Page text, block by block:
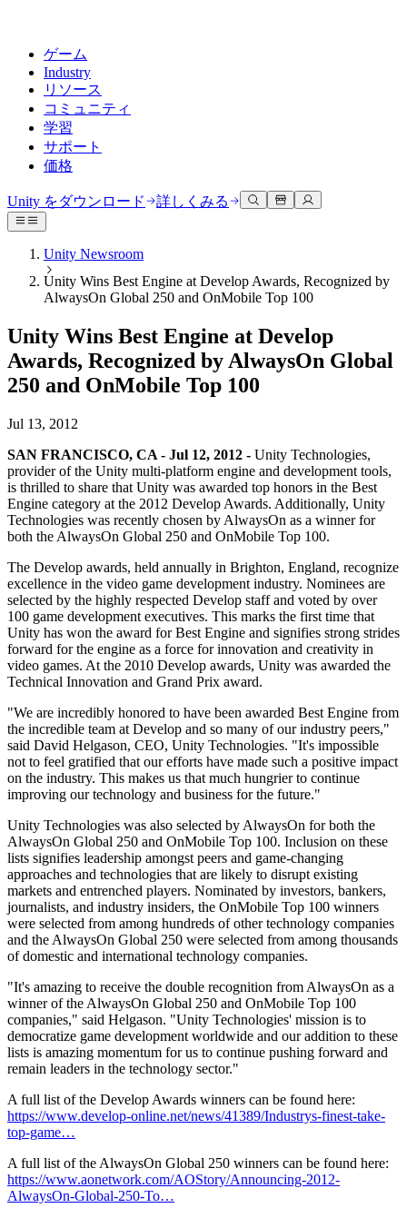
ゲーム
Industry
リソース
コミュニティ
学習
サポート
価格
Unityエンジン
任意のプラットフォーム向けに2Dおよび3Dゲームを構築
共同作業
チームでの共同作業と迅速なイテレーション
Unity をダウンロード
プランと価格
デプロイ
マルチプラットフォーム
Unity がサポートする 25 以上のプラットフォームを見る
LiveOps
ローンチ後のインサイトとライブゲームオペレーション
成長
詳しく見る
発見され、モバイルユーザーを獲得する
アプリ内課金
ストアとD2C全体でIAPを管理
収益化
プレイヤーを適切なゲームに接続する
Unity で宣伝
Unity で収益化
活用事例
モバイルゲーム
Unity でモバイル向けヒット作を制作して成長させる
インディーゲーム
少人数のチームで大規模なゲームを開発する
XR ゲーム
XR ゲームを複数プラットフォーム向けにローンチする
マルチプレイヤーゲーム
マルチプレイヤーゲーム制作を簡素化
3Dコラボレーション
リアルタイムで3Dプロジェクトを構築およびレビューする
没入型トレーニング
没入型環境でのトレーニング
顧客体験
インタラクティブな3D体験を作成する
業界
製造業
運用の卓越性を達成する
小売
店内体験をオンライン体験に変換する
イノベーションと車内体験を促進する
すべての業界を見る
ドキュメント
公式ユーザーマニュアルとAPIリファレンス
開発者ツール
リリースバージョンと問題追跡
ロードマップ
今後の機能をレビューする
用語集
インサイト
ケーススタディ
実際の成功事例
ベストプラクティスガイド
専門家のヒントとコツ
デモ
デモ、サンプル、ビルディングブロック
すべてのリソース
新機能
ブログ
更新情報、情報、技術的ヒント
お知らせ
ニュース、ストーリー、プレスセンター
ディスカッション
議論、問題解決、つながる
イベント
グローバルおよびローカルイベント
コミュニティストーリー
Made with Unity
開発者、クリエイター、インサイダーに参加する
Unity Awards
世界中のUnityクリエイターを祝う
Unity Learn
無料でUnityスキルをマスターする
プロフェッショナルトレーニング
Unityトレーナーでチームをレベルアップ
Unity初心者向け
スタートガイド
学習を開始しましょう
Unityエッセンシャルパスウェイ
Unity は初めてですか？旅を始めましょう
ハウツーガイド
実用的なヒントとベストプラクティス
教育
学生向け
キャリアをスタートさせる
教育者向け
教育を大幅に強化
教育機関向けライセンス
Unityの力をあなたの機関に持ち込む
認定教材
Unityのマスタリーを証明する
ヘルプを得る
Unityで成功するためのサポート
Success Plan
専門的なサポートで目標を早く達成する
FAQ
よくある質問への回答
私たちのチームに連絡する
Unity をダウンロード 詳しくみる
Unity Newsroom
Unity Wins Best Engine at Develop Awards, Recognized by
AlwaysOn Global 250 and OnMobile Top 100
Unity Wins Best Engine at Develop
Awards, Recognized by AlwaysOn Global
250 and OnMobile Top 100
Jul 13, 2012
SAN FRANCISCO, CA - Jul 12, 2012 - Unity Technologies,
provider of the Unity multi-platform engine and development tools,
is thrilled to share that Unity was awarded top honors in the Best
Engine category at the 2012 Develop Awards. Additionally, Unity
Technologies was recently chosen by AlwaysOn as a winner for
both the AlwaysOn Global 250 and OnMobile Top 100.
The Develop awards, held annually in Brighton, England, recognize
excellence in the video game development industry. Nominees are
selected by the highly respected Develop staff and voted by over
100 game development executives. This marks the first time that
Unity has won the award for Best Engine and signifies strong strides
forward for the engine as a force for innovation and creativity in
video games. At the 2010 Develop awards, Unity was awarded the
Technical Innovation and Grand Prix award.
"We are incredibly honored to have been awarded Best Engine from
the incredible team at Develop and so many of our industry peers,"
said David Helgason, CEO, Unity Technologies. "It's impossible
not to feel gratified that our efforts have made such a positive impact
on the industry. This makes us that much hungrier to continue
improving our technology and business for the future."
Unity Technologies was also selected by AlwaysOn for both the
AlwaysOn Global 250 and OnMobile Top 100. Inclusion on these
lists signifies leadership amongst peers and game-changing
approaches and technologies that are likely to disrupt existing
markets and entrenched players. Nominated by investors, bankers,
journalists, and industry insiders, the OnMobile Top 100 winners
were selected from among hundreds of other technology companies
and the AlwaysOn Global 250 were selected from among thousands
of domestic and international technology companies.
"It's amazing to receive the double recognition from AlwaysOn as a
winner of the AlwaysOn Global 250 and OnMobile Top 100
companies," said Helgason. "Unity Technologies' mission is to
democratize game development worldwide and our addition to these
lists is amazing momentum for us to continue pushing forward and
remain leaders in the technology sector."
A full list of the Develop Awards winners can be found here:
https://www.develop-online.net/news/41389/Industrys-finest-take-
top-game…
A full list of the AlwaysOn Global 250 winners can be found here:
https://www.aonetwork.com/AOStory/Announcing-2012-
AlwaysOn-Global-250-To…